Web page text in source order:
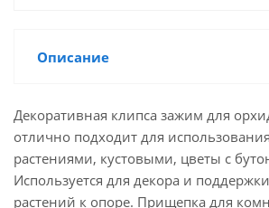
Описание
Декоративная клипса зажим для
отлично подходит для
растениями, кустовыми, цветы с
Используется для декора и
растений к опоре. Прищепка для